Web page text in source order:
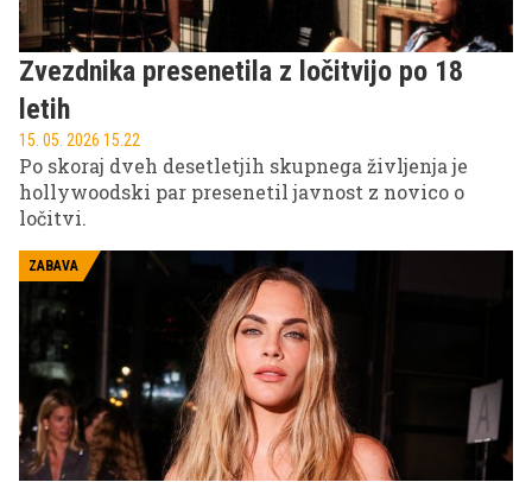
Zvezdnika presenetila z ločitvijo po 18
letih
15. 05. 2026 15.22
Po skoraj dveh desetletjih skupnega življenja je
hollywoodski par presenetil javnost z novico o
ločitvi.
ZABAVA